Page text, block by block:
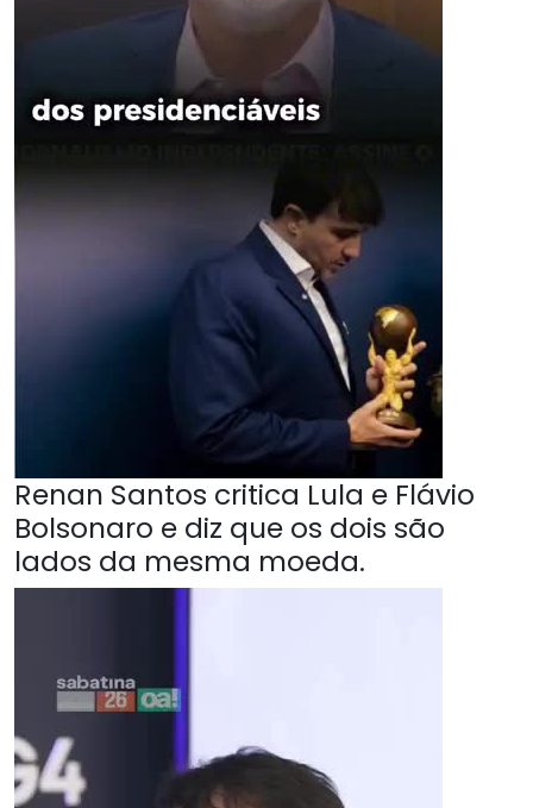
Renan Santos critica Lula e Flávio
Bolsonaro e diz que os dois são
lados da mesma moeda.